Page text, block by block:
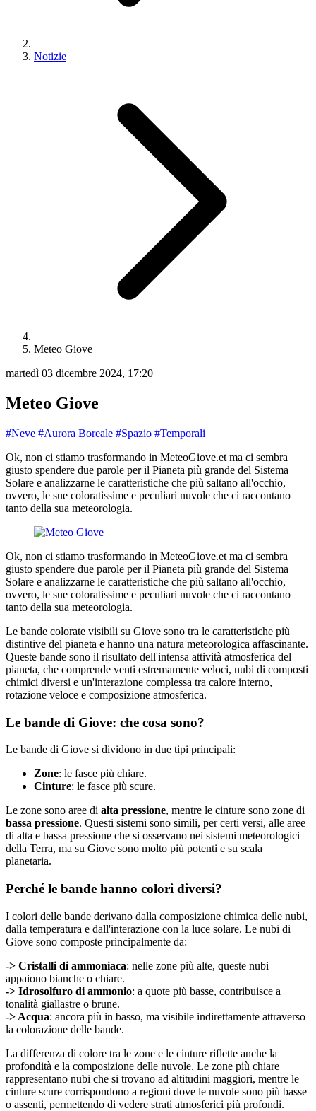
Notizie
Meteo Giove
martedì 03 dicembre 2024, 17:20
Meteo Giove
#Neve #Aurora Boreale #Spazio #Temporali
Ok, non ci stiamo trasformando in MeteoGiove.et ma ci sembra
giusto spendere due parole per il Pianeta più grande del Sistema
Solare e analizzarne le caratteristiche che più saltano all'occhio,
ovvero, le sue coloratissime e peculiari nuvole che ci raccontano
tanto della sua meteorologia.
Ok, non ci stiamo trasformando in MeteoGiove.et ma ci sembra
giusto spendere due parole per il Pianeta più grande del Sistema
Solare e analizzarne le caratteristiche che più saltano all'occhio,
ovvero, le sue coloratissime e peculiari nuvole che ci raccontano
tanto della sua meteorologia.
Le bande colorate visibili su Giove sono tra le caratteristiche più
distintive del pianeta e hanno una natura meteorologica affascinante.
Queste bande sono il risultato dell'intensa attività atmosferica del
pianeta, che comprende venti estremamente veloci, nubi di composti
chimici diversi e un'interazione complessa tra calore interno,
rotazione veloce e composizione atmosferica.
Le bande di Giove: che cosa sono?
Le bande di Giove si dividono in due tipi principali:
Zone: le fasce più chiare.
Cinture: le fasce più scure.
Le zone sono aree di alta pressione, mentre le cinture sono zone di
bassa pressione. Questi sistemi sono simili, per certi versi, alle aree
di alta e bassa pressione che si osservano nei sistemi meteorologici
della Terra, ma su Giove sono molto più potenti e su scala
planetaria.
Perché le bande hanno colori diversi?
I colori delle bande derivano dalla composizione chimica delle nubi,
dalla temperatura e dall'interazione con la luce solare. Le nubi di
Giove sono composte principalmente da:
-> Cristalli di ammoniaca: nelle zone più alte, queste nubi
appaiono bianche o chiare.
-> Idrosolfuro di ammonio: a quote più basse, contribuisce a
tonalità giallastre o brune.
-> Acqua: ancora più in basso, ma visibile indirettamente attraverso
la colorazione delle bande.
La differenza di colore tra le zone e le cinture riflette anche la
profondità e la composizione delle nuvole. Le zone più chiare
rappresentano nubi che si trovano ad altitudini maggiori, mentre le
cinture scure corrispondono a regioni dove le nuvole sono più basse
o assenti, permettendo di vedere strati atmosferici più profondi.